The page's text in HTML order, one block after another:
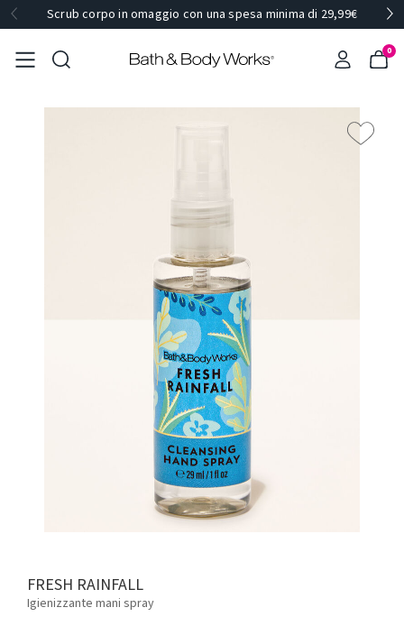
Scrub corpo in omaggio con una spesa minima di 29,99€
0
FRESH RAINFALL
Igienizzante mani spray